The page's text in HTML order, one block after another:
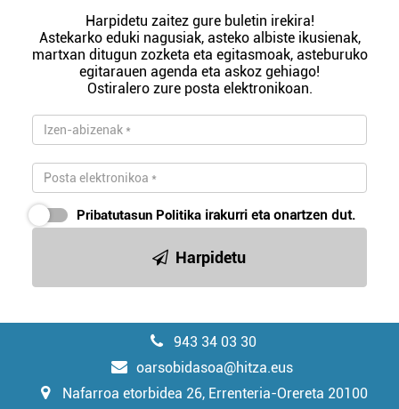
Harpidetu zaitez gure buletin irekira!
Astekarko eduki nagusiak, asteko albiste ikusienak,
martxan ditugun zozketa eta egitasmoak, asteburuko
egitarauen agenda eta askoz gehiago!
Ostiralero zure posta elektronikoan.
Pribatutasun Politika irakurri eta onartzen dut.
Harpidetu
943 34 03 30
oarsobidasoa@hitza.eus
Nafarroa etorbidea 26, Errenteria-Orereta 20100